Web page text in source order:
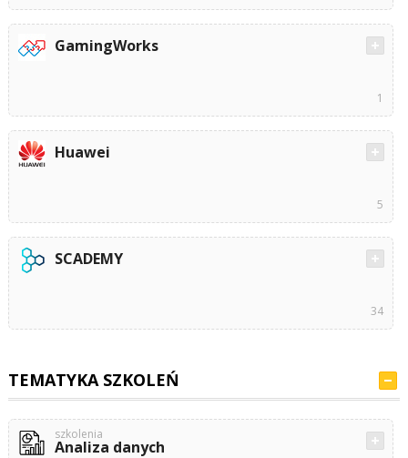
GamingWorks
1
Huawei
5
SCADEMY
34
TEMATYKA SZKOLEŃ
szkolenia
Analiza danych